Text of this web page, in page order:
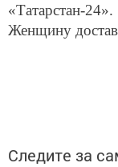
«Татарстан-24».
Женщину
Следите за